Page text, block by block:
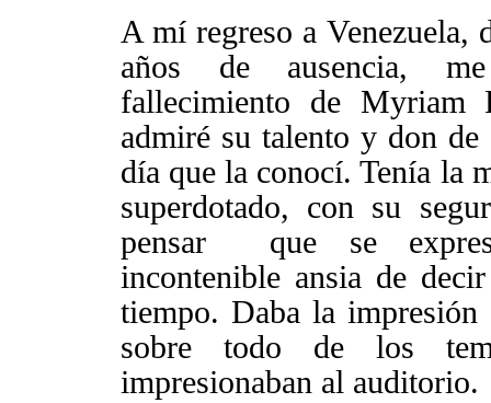
A mí regreso a Venezuela,
años de ausencia,
fallecimiento de Myriam
admiré su talento y don de
día que la conocí. Tenía la
superdotado, con su
pensar
que se
incontenible ansia de
tiempo. Daba la
sobre todo de los
impresionaban al auditorio.